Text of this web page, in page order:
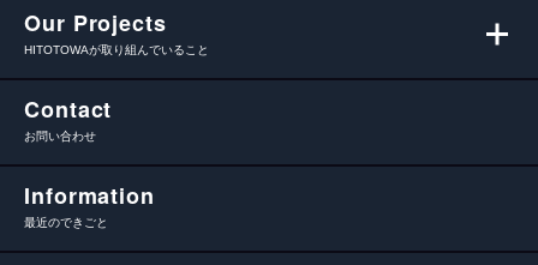
Our Projects
HITOTOWAが取り組んでいること
Contact
お問い合わせ
Information
最近のできごと